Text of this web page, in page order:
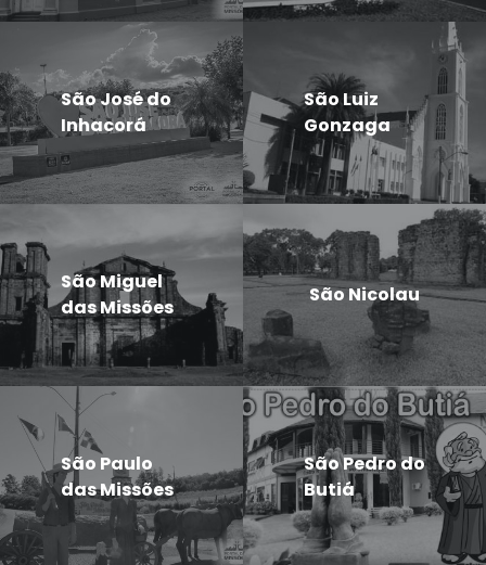
São José do
Inhacorá
São Luiz
Gonzaga
São Miguel
das Missões
São Nicolau
São Paulo
das Missões
São Pedro do
Butiá